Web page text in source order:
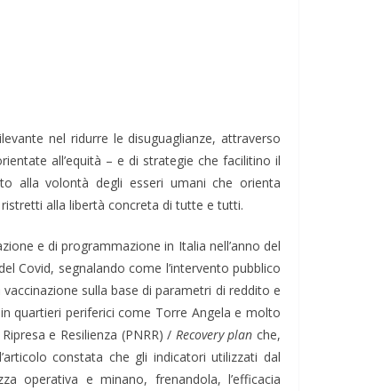
nel ridurre le disuguaglianze, attraverso
all’equità – e di strategie che facilitino il
alla volontà degli esseri umani che orienta
alla libertà concreta di tutte e tutti.
e di programmazione in Italia nell’anno del
Covid, segnalando come l’intervento pubblico
vaccinazione sulla base di parametri di reddito e
quartieri periferici come Torre Angela e molto
e Resilienza (PNRR) / Recovery planche,
constata che gli indicatori utilizzati dal
operativa e minano, frenandola, l’efficacia